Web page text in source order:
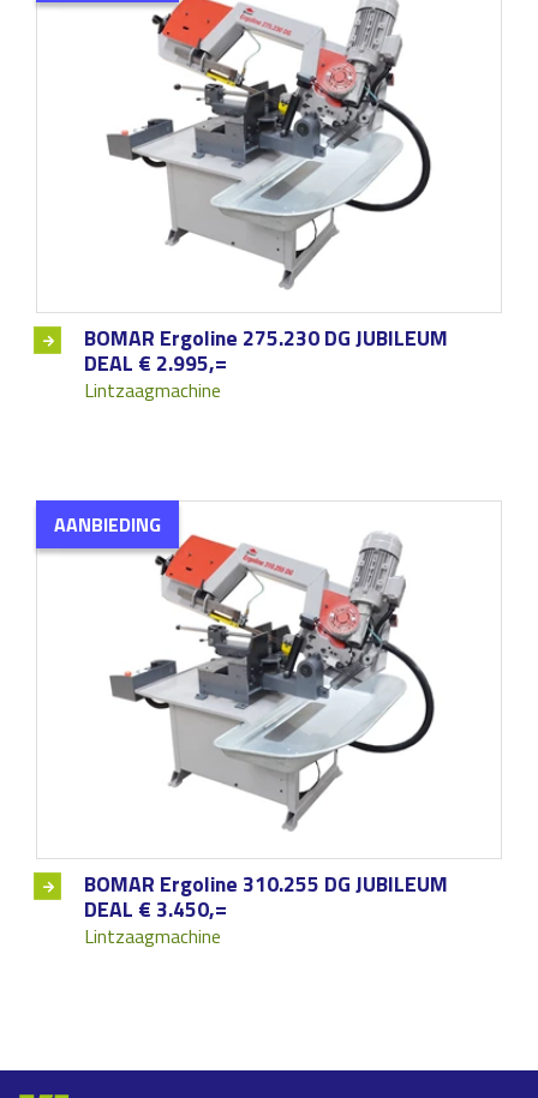
BOMAR Ergoline 275.230 DG JUBILEUM
DEAL € 2.995,=
Lintzaagmachine
AANBIEDING
BOMAR Ergoline 310.255 DG JUBILEUM
DEAL € 3.450,=
Lintzaagmachine